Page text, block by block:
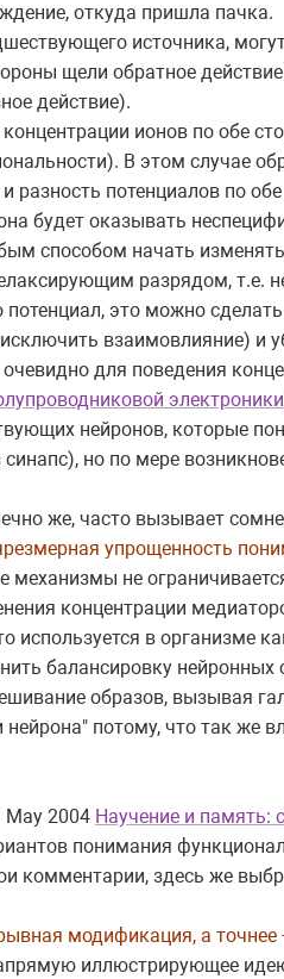
откуда пришла пачка.
источника,
щели обратное
действие).
ионов по обе
В этом случае
разность потенциалов по
будет оказывать
способом начать изменять
разрядом, т.е.
это можно
взаимовлияние) и
для поведения
электроники
нейронов, которые
но по мере
же, часто вызывает
упрощенность
не
концентрации
используется в организме
балансировку нейронных
образов, вызывая
потому, что так же
2004 Научение и память:
понимания
комментарии, здесь же
модификация, а
иллюстрирующее